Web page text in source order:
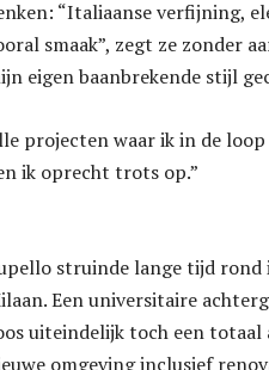
“Italiaanse verfijning,
smaak”, zegt ze zonder
eigen baanbrekende stijl
projecten waar ik in de
ik oprecht trots op.”
struinde lange tijd rond
Een universitaire
uiteindelijk toch een totaal
omgeving inclusief